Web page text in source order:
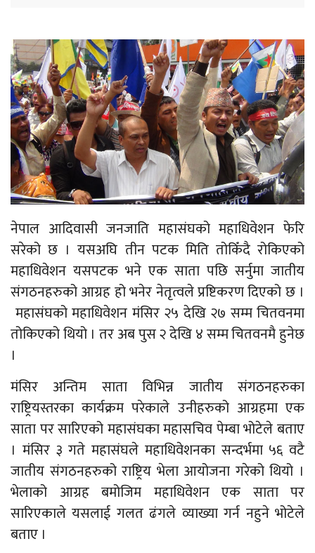
नेपाल आदिवासी जनजाति महासंघको महाधिवेशन फेरि
सरेको छ । यसअघि तीन पटक मिति तोकिँदै रोकिएको
महाधिवेशन यसपटक भने एक साता पछि सर्नुमा जातीय
संगठनहरुको आग्रह हो भनेर नेतृत्वले प्रष्टिकरण दिएको छ ।
महासंघको महाधिवेशन मंसिर २५ देखि २७ सम्म चितवनमा
तोकिएको थियो । तर अब पुस २ देखि ४ सम्म चितवनमै हुनेछ
।
मंसिर अन्तिम साता विभिन्न जातीय संगठनहरुका
राष्ट्रियस्तरका कार्यक्रम परेकाले उनीहरुको आग्रहमा एक
साता पर सारिएको महासंघका महासचिव पेम्बा भोटेले बताए
। मंसिर ३ गते महासंघले महाधिवेशनका सन्दर्भमा ५६ वटै
जातीय संगठनहरुको राष्ट्रिय भेला आयोजना गरेको थियो ।
भेलाको आग्रह बमोजिम महाधिवेशन एक साता पर
सारिएकाले यसलाई गलत ढंगले व्याख्या गर्न नहुने भोटेले
बताए ।